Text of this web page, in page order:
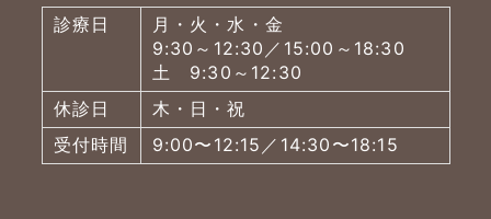
診療日
月・火・水・金
9:30～12:30／15:00～18:30
土 9:30～12:30
休診日
木・日・祝
受付時間
9:00〜12:15／14:30〜18:15